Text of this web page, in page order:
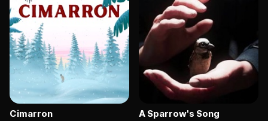
Cimarron A Sparrow's Song